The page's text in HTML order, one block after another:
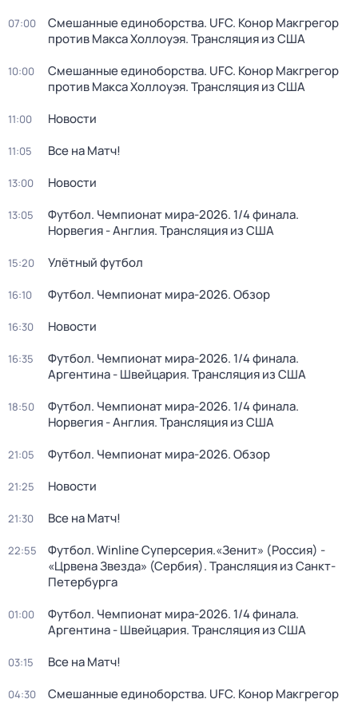
07:00
Смешанные единоборства. UFC. Конор Макгрегор
против Макса Холлоуэя. Трансляция из США
10:00
Смешанные единоборства. UFC. Конор Макгрегор
против Макса Холлоуэя. Трансляция из США
11:00 Новости
11:05 Все на Матч!
13:00 Новости
13:05
Футбол. Чемпионат мира-2026. 1/4 финала.
Норвегия - Англия. Трансляция из США
15:20 Улётный футбол
16:10 Футбол. Чемпионат мира-2026. Обзор
16:30 Новости
16:35
Футбол. Чемпионат мира-2026. 1/4 финала.
Аргентина - Швейцария. Трансляция из США
18:50
Футбол. Чемпионат мира-2026. 1/4 финала.
Норвегия - Англия. Трансляция из США
21:05 Футбол. Чемпионат мира-2026. Обзор
21:25 Новости
21:30 Все на Матч!
22:55
Футбол. Winline Суперсерия.«Зенит» (Россия) -
«Црвена Звезда» (Сербия). Трансляция из Санкт-
Петербурга
01:00
Футбол. Чемпионат мира-2026. 1/4 финала.
Аргентина - Швейцария. Трансляция из США
03:15 Все на Матч!
04:30
Смешанные единоборства. UFC. Конор Макгрегор